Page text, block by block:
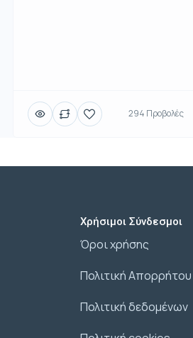
294 Προβολές
Χρήσιμοι Σύνδεσμοι
Όροι χρήσης
Πολιτική Απορρήτου
Πολιτική δεδομένων